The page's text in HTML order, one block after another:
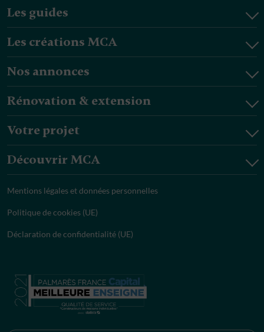
Les guides
Les créations MCA
Nos annonces
Rénovation & extension
Votre projet
Découvrir MCA
Mentions légales et données personnelles
Politique de cookies (UE)
Déclaration de confidentialité (UE)